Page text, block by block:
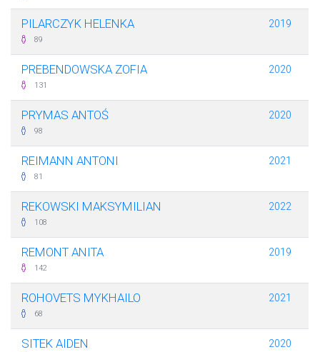
PILARCZYK HELENKA
89
2019
PREBENDOWSKA ZOFIA
131
2020
PRYMAS ANTOŚ
98
2020
REIMANN ANTONI
81
2021
REKOWSKI MAKSYMILIAN
108
2022
REMONT ANITA
142
2019
ROHOVETS MYKHAILO
68
2021
SITEK AIDEN 2020